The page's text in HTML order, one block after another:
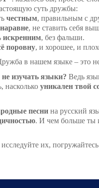
суть дружбы:
честным, правильным с
наравне, не ставить себя
искренним, без фальши.
поровну, и хорошее, и
в нашем языке – это
изучать языки? Ведь
насколько уникален твой
песни на русский
. И чем больше ты
исследуйте их,